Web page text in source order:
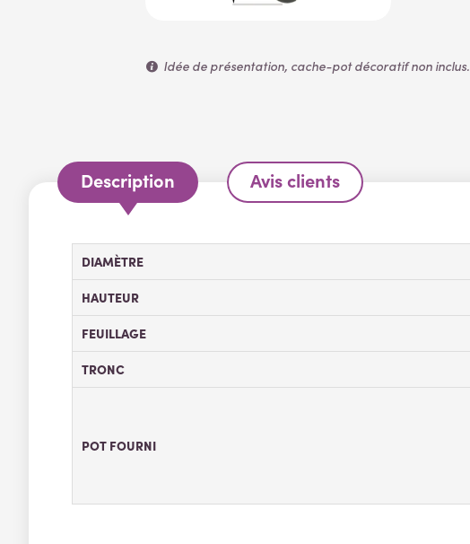
Idée de présentation, cache-pot décoratif non inclus.
Description Avis clients
DIAMÈTRE
HAUTEUR
FEUILLAGE
TRONC
POT FOURNI